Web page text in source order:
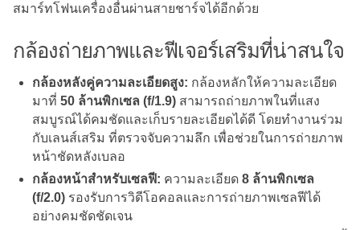
สมาร์ทโฟนเครื่องอื่นผ่านสายชาร์จได้อีกด้วย
กล้องถ่ายภาพและฟีเจอร์เสริมที่น่าสนใจ
กล้องหลังคู่ความละเอียดสูง: กล้องหลักให้ความละเอียด
มาที่ 50 ล้านพิกเซล (f/1.9) สามารถถ่ายภาพในที่แสง
สมบูรณ์ได้คมชัดและเก็บรายละเอียดได้ดี โดยทำงานร่วม
กับเลนส์เสริม ที่ตรวจจับความลึก เพื่อช่วยในการถ่ายภาพ
หน้าชัดหลังเบลอ
กล้องหน้าสำหรับเซลฟี: ความละเอียด 8 ล้านพิกเซล
(f/2.0) รองรับการวิดีโอคอลและการถ่ายภาพเซลฟีได้
อย่างคมชัดชัดเจน